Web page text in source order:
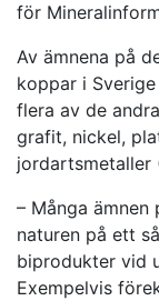
för
Av ämnena på
koppar i
flera av de
grafit, nickel,
jordartsmetaller
– Många
naturen på ett
biprodukter vid
Exempelvis